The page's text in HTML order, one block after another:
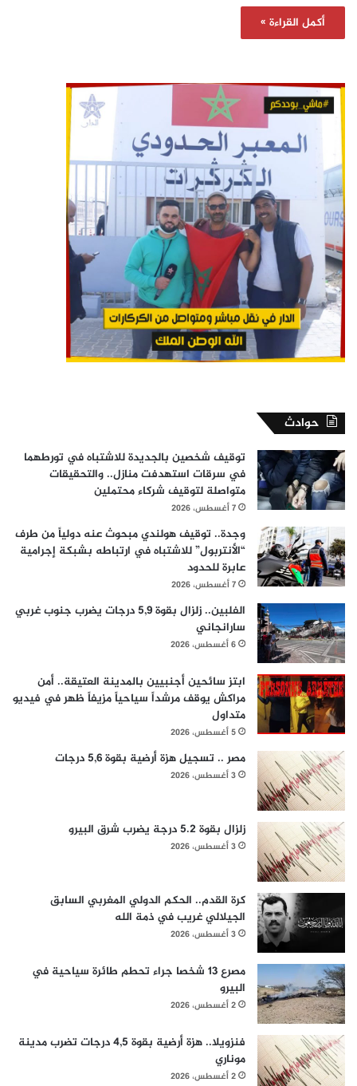
أكمل القراءة »
حوادث
توقيف شخصين بالجديدة للاشتباه في تورطهما
في سرقات استهدفت منازل.. والتحقيقات
متواصلة لتوقيف شركاء محتملين
7 أغسطس، 2026
وجدة.. توقيف هولندي مبحوث عنه دولياً من طرف
“الأنتربول” للاشتباه في ارتباطه بشبكة إجرامية
عابرة للحدود
7 أغسطس، 2026
الفلبين.. زلزال بقوة 5,9 درجات يضرب جنوب غربي
سارانجاني
6 أغسطس، 2026
ابتز سائحين أجنبيين بالمدينة العتيقة.. أمن
مراكش يوقف مرشداً سياحياً مزيفاً ظهر في فيديو
متداول
5 أغسطس، 2026
مصر .. تسجيل هزة أرضية بقوة 5,6 درجات
3 أغسطس، 2026
زلزال بقوة 5.2 درجة يضرب شرق البيرو
3 أغسطس، 2026
كرة القدم.. الحكم الدولي المغربي السابق
الجيلالي غريب في ذمة الله
3 أغسطس، 2026
مصرع 13 شخصا جراء تحطم طائرة سياحية في
البيرو
2 أغسطس، 2026
فنزويلا.. هزة أرضية بقوة 4,5 درجات تضرب مدينة
موناري
2 أغسطس، 2026